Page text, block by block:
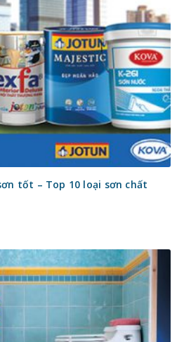
tốt – Top 10 loại sơn chất